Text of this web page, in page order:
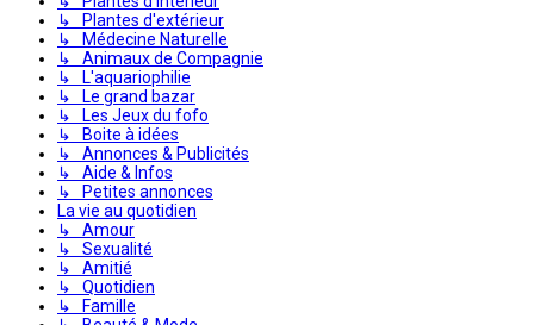
↳ Plantes d'extérieur
↳ Médecine Naturelle
↳ Animaux de Compagnie
↳ L'aquariophilie
↳ Le grand bazar
↳ Les Jeux du fofo
↳ Boite à idées
↳ Annonces & Publicités
↳ Aide & Infos
↳ Petites annonces
La vie au quotidien
↳ Amour
↳ Sexualité
↳ Amitié
↳ Quotidien
↳ Famille